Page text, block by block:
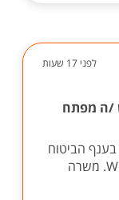
לפני 17 שעות
/ה מפתח
הביטוח
והפיננסים, דרוש/ה מפתח/ת מערכות WEB. משרה